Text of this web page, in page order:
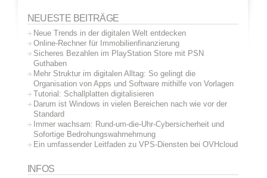
NEUESTE BEITRÄGE
Neue Trends in der digitalen Welt entdecken
Online-Rechner für Immobilienfinanzierung
Sicheres Bezahlen im PlayStation Store mit PSN
Guthaben
Mehr Struktur im digitalen Alltag: So gelingt die
Organisation von Apps und Software mithilfe von Vorlagen
Tutorial: Schallplatten digitalisieren
Darum ist Windows in vielen Bereichen nach wie vor der
Standard
Immer wachsam: Rund-um-die-Uhr-Cybersicherheit und
Sofortige Bedrohungswahrnehmung
Ein umfassender Leitfaden zu VPS-Diensten bei OVHcloud
INFOS